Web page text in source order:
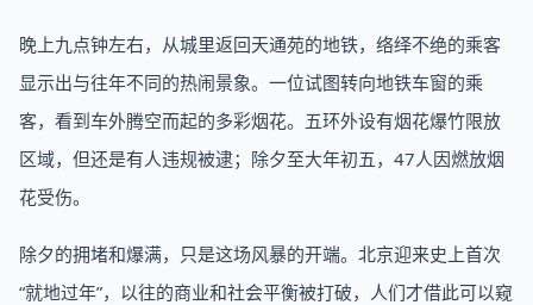
晚上九点钟左右，从城里返回天通苑的地铁，络绎不绝的乘客
显示出与往年不同的热闹景象。一位试图转向地铁车窗的乘
客，看到车外腾空而起的多彩烟花。五环外设有烟花爆竹限放
区域，但还是有人违规被逮；除夕至大年初五，47人因燃放烟
花受伤。
除夕的拥堵和爆满，只是这场风暴的开端。北京迎来史上首次
“就地过年”，以往的商业和社会平衡被打破，人们才借此可以窥